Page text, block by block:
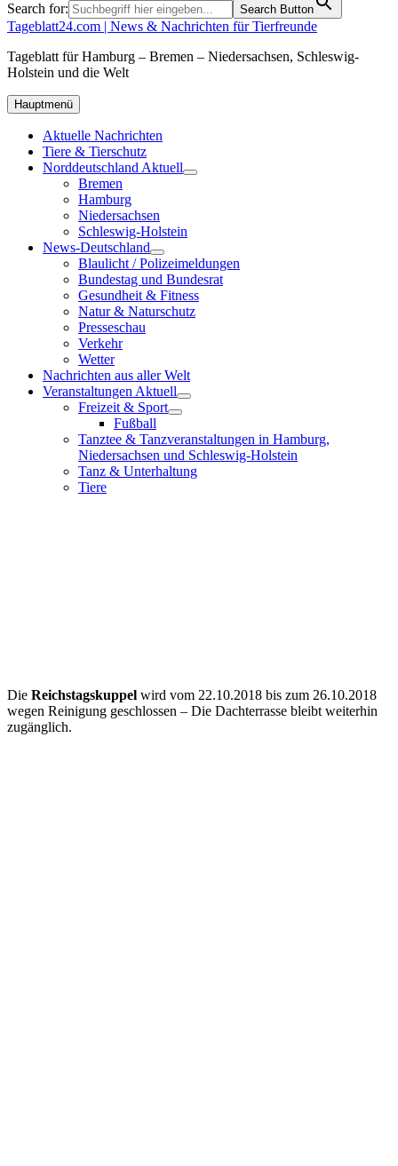
Search for: Search Button
Tageblatt24.com | News & Nachrichten für Tierfreunde
Tageblatt für Hamburg – Bremen – Niedersachsen, Schleswig-
Holstein und die Welt
Hauptmenü
Aktuelle Nachrichten
Tiere & Tierschutz
Norddeutschland Aktuell
Bremen
Hamburg
Niedersachsen
Schleswig-Holstein
News-Deutschland
Blaulicht / Polizeimeldungen
Bundestag und Bundesrat
Gesundheit & Fitness
Natur & Naturschutz
Presseschau
Verkehr
Wetter
Nachrichten aus aller Welt
Veranstaltungen Aktuell
Freizeit & Sport
Fußball
Tanztee & Tanzveranstaltungen in Hamburg,
Niedersachsen und Schleswig-Holstein
Tanz & Unterhaltung
Tiere
Die Reichstagskuppel wird vom 22.10.2018 bis zum 26.10.2018
wegen Reinigung geschlossen – Die Dachterrasse bleibt weiterhin
zugänglich.